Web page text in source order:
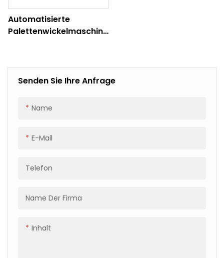
Senden Sie Ihre Anfrage
Name
E-Mail
Telefon
Name Der Firma
Inhalt
Automatisierte
Palettenwickelmaschine
Folienvordehnung